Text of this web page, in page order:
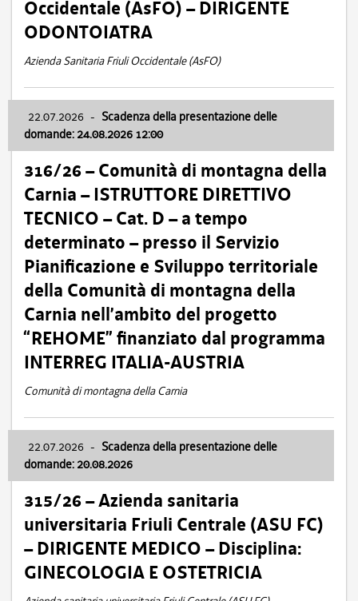
Occidentale (AsFO) – DIRIGENTE
ODONTOIATRA
Azienda Sanitaria Friuli Occidentale (AsFO)
22.07.2026 - Scadenza della presentazione delle
domande: 24.08.2026 12:00
316/26 – Comunità di montagna della
Carnia – ISTRUTTORE DIRETTIVO
TECNICO – Cat. D – a tempo
determinato – presso il Servizio
Pianificazione e Sviluppo territoriale
della Comunità di montagna della
Carnia nell’ambito del progetto
“REHOME” finanziato dal programma
INTERREG ITALIA-AUSTRIA
Comunità di montagna della Carnia
22.07.2026 - Scadenza della presentazione delle
domande: 20.08.2026
315/26 – Azienda sanitaria
universitaria Friuli Centrale (ASU FC)
– DIRIGENTE MEDICO – Disciplina:
GINECOLOGIA E OSTETRICIA